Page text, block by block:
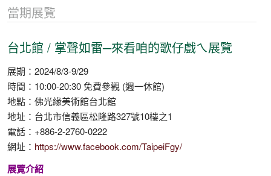
當期展覽
台北館 / 掌聲如雷─來看咱的歌仔戲ㄟ展覽
展期：2024/8/3-9/29
時間：10:00-20:30 免費參觀 (週一休館)
地點：佛光緣美術館台北館
地址：台北市信義區松隆路327號10樓之1
電話：+886-2-2760-0222
網址： https://www.facebook.com/TaipeiFgy/
展覽介紹